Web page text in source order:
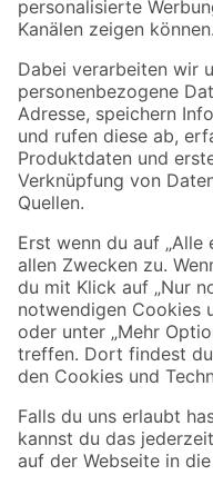
Folge uns
Zahlungsarten
Sicher einkaufen
Jetzt die toom-App
Alle Preisangaben in EUR inkl.
Umständen nicht in allen Märkten